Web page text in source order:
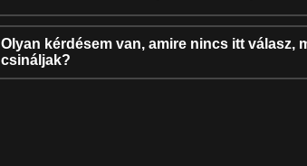
Olyan kérdésem van, amire nincs itt válasz,
csináljak?